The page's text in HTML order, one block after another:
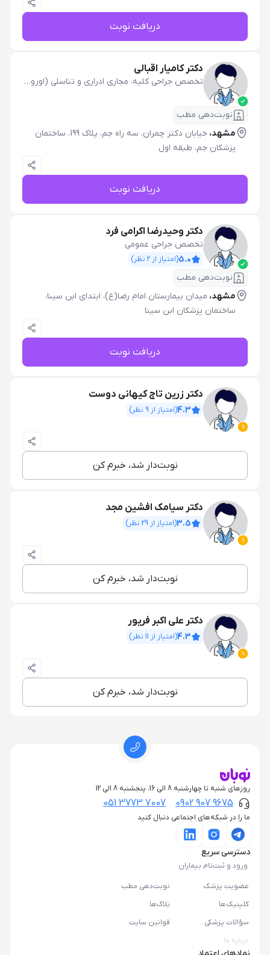
دریافت نوبت
دکتر کامیار اقبالی
تخصص جراحی کلیه، مجاری ادراری و تناسلی (اورولوژی)
نوبت‌دهی مطب
مشهد،
خیابان دکتر چمران، سه راه جم، پلاک 199، ساختمان
پزشکان جم، طبقه اول
دریافت نوبت
دکتر وحیدرضا اکرامی فرد
تخصص جراحی عمومی
5.0(امتیاز از 2 نظر)
نوبت‌دهی مطب
مشهد، میدان بیمارستان امام رضا(ع)، ابتدای ابن سینا،
ساختمان پزشکان ابن سینا
دریافت نوبت
دکتر زرین تاج کیهانی دوست
4.3(امتیاز از 9 نظر)
نوبت‌دار شد، خبرم کن
دکتر سیامک افشین مجد
3.5(امتیاز از 29 نظر)
نوبت‌دار شد، خبرم کن
دکتر علی اکبر فریور
4.3(امتیاز از 11 نظر)
نوبت‌دار شد، خبرم کن
روزهای شنبه تا چهارشنبه 8 الی 16، پنجشنبه 8 الی 12
0902 907 9675
051 3773 7007
ما را در شبکه‌های اجتماعی دنبال کنید
دسترسی سریع
ورود و ثبت‌نام بیماران
عضویت پزشک
نوبت‌دهی مطب
کلینیک‌ها
بلاگ‌ها
سؤالات پزشکی
قوانین سایت
درباره ما